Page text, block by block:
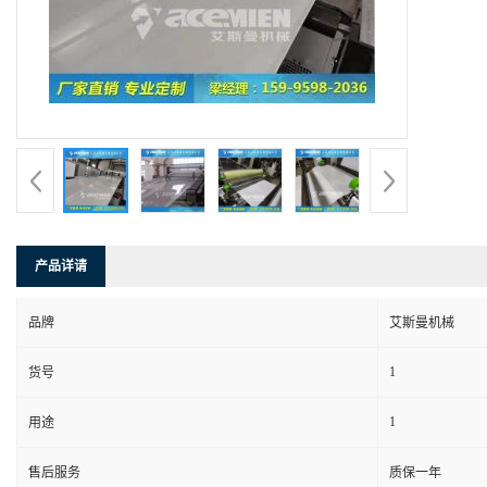
产品详请
品牌 艾斯曼机械
货号 1
用途 1
售后服务 质保一年